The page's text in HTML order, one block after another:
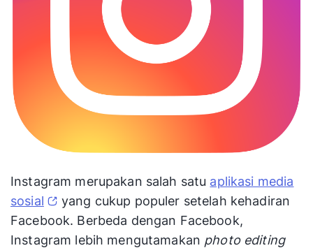
Instagram merupakan salah satu aplikasi media
sosial
yang cukup populer setelah kehadiran
Facebook. Berbeda dengan Facebook,
Instagram lebih mengutamakan photo editing